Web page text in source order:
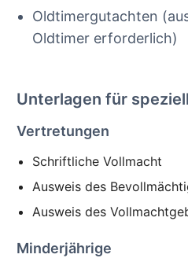
Oldtimergutachten
Oldtimer erforderlich)
Unterlagen für
Vertretungen
Schriftliche Vollmacht
Ausweis des
Ausweis des
Minderjährige